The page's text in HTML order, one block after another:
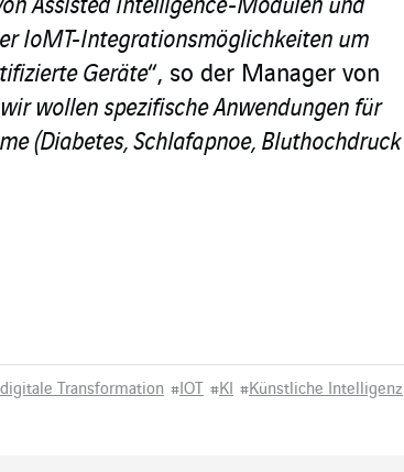
Assisted Intelligence-Modulen und
IoMT-Integrationsmöglichkeiten um
Geräte“, so der Manager von
wollen spezifische Anwendungen für
(Diabetes, Schlafapnoe, Bluthochdruck
digitale Transformation #IOT #KI #Künstliche Intelligenz